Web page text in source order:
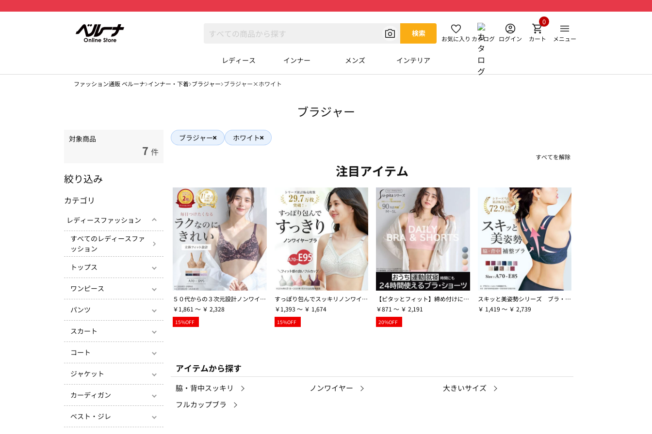
検索
お気に入り カタログ ログイン カート
0
メニュー
レディース インナー メンズ インテリア
ファッション通販 ベルーナ インナー・下着 ブラジャー ブラジャー×ホワイト
ブラジャー
対象商品
7 件
絞り込み
カテゴリ
レディースファッション
すべてのレディースファ
ッション
トップス
ワンピース
パンツ
スカート
コート
ジャケット
カーディガン
ベスト・ジレ
ブラジャー ホワイト
すべてを解除
注目アイテム
５０代からの３次元設計ノンワイヤーブラ【Ａ７０～Ｄ９５】
￥1,861 ～ ￥ 2,328
15%OFF
すっぽり包んでスッキリノンワイヤーブラ
￥1,393 ～ ￥ 1,674
15%OFF
【ピタッとフィット】締め付けにくいスーピタブラ・ショーツ（別売）
￥871 ～ ￥ 2,191
20%OFF
スキッと美姿勢シリーズ ブラ・ショーツ（別売）
￥ 1,419 ～ ￥ 2,739
アイテムから探す
脇・背中スッキリ ノンワイヤー
大きいサイズ
フルカップブラ